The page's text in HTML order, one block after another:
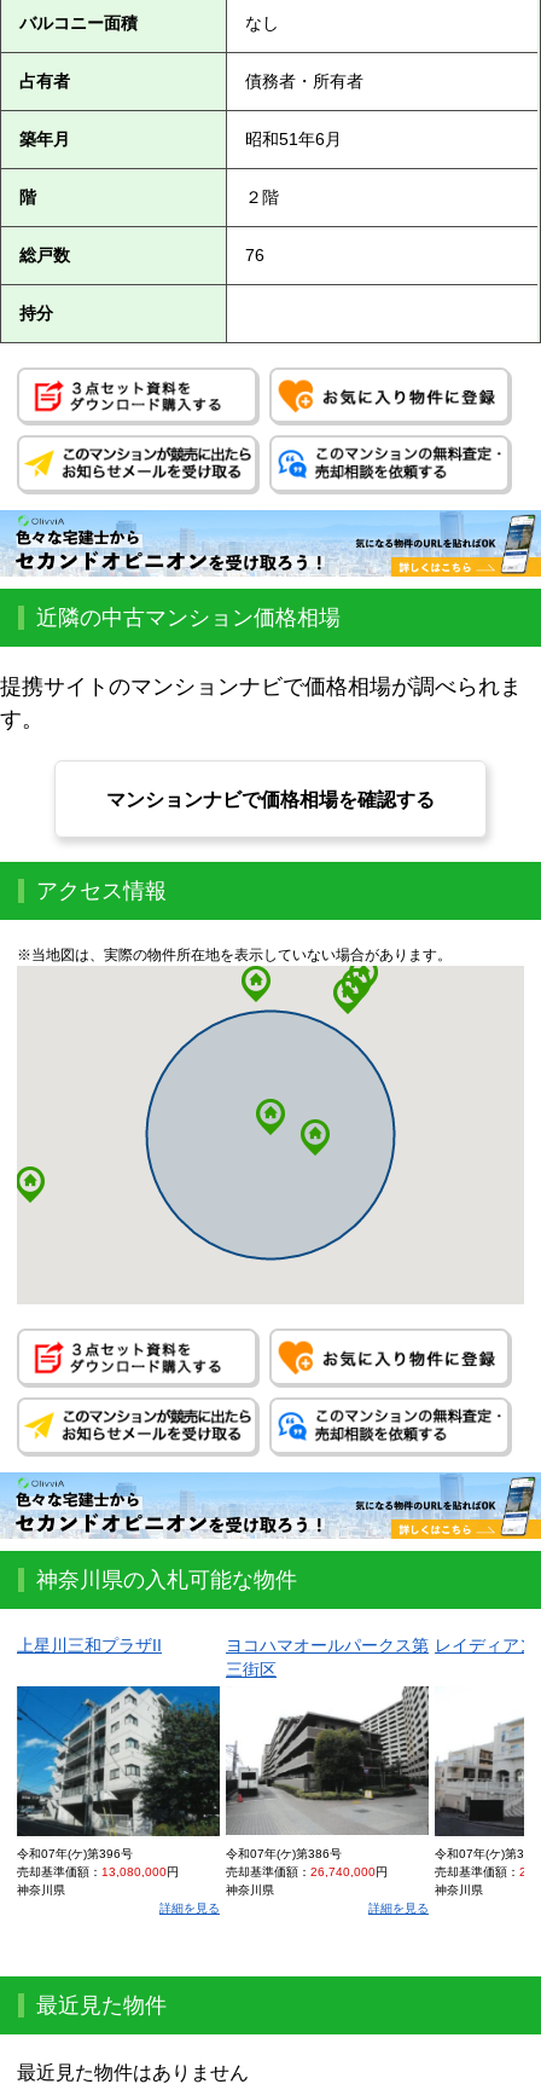
バルコニー面積 なし
占有者 債務者・所有者
築年月 昭和51年6月
階 ２階
総戸数 76
持分
近隣の中古マンション価格相場
提携サイトのマンションナビで価格相場が調べられま
す。
マンションナビで価格相場を確認する
アクセス情報
※当地図は、実際の物件所在地を表示していない場合があります。
神奈川県の入札可能な物件
上星川三和プラザII
令和07年(ケ)第396号
売却基準価額： 13,080,000円
神奈川県
詳細を見る
ヨコハマオールパークス第
三街区
令和07年(ケ)第386号
売却基準価額： 26,740,000円
神奈川県
詳細を見る
レイディア
令和07年(ケ)第393
売却基準価額：
神奈川県
最近見た物件
最近見た物件はありません